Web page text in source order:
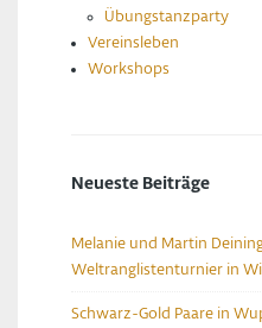
Übungstanzparty
Vereinsleben
Workshops
Neueste Beiträge
Melanie und Martin
Weltranglistenturnier in
Schwarz-Gold Paare in